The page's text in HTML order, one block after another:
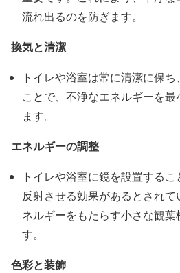
流れ出るのを防ぎます。
換気と清潔
トイレや浴室は常に清潔に保
ことで、不浄なエネルギーを
ます。
エネルギーの調整
トイレや浴室に鏡を設置する
反射させる効果があるとされ
ネルギーをもたらす小さな観
す。
色彩と装飾